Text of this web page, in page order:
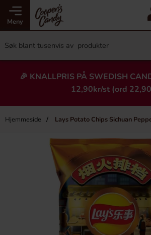
Meny
🎉 KNALLPRIS PÅ SWEDISH
12,90kr/st (ord
Hjemmeside Lays Potato Chips Sichuan
Heading